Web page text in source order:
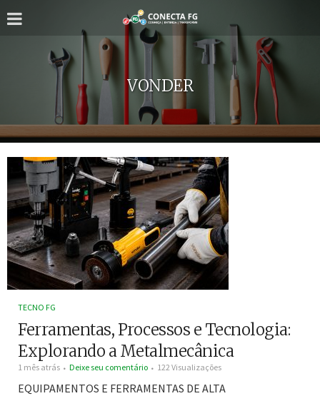
VONDER
TECNO FG
Ferramentas, Processos e Tecnologia:
Explorando a Metalmecânica
1 mês atrás Deixe seu comentário 122 Visualizações
EQUIPAMENTOS E FERRAMENTAS DE ALTA